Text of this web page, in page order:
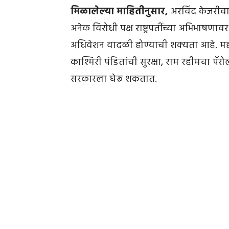
मिळालेल्या माहितीनुसार, अरविंद
अनेक विरोधी पक्ष राष्ट्रपतींच्या
अधिवेशन वादळी होण्याची शक्यता आहे.
काश्मिरी पंडितांची सुरक्षा, राम रहीमचा
सरकारला घेरू शकतात.